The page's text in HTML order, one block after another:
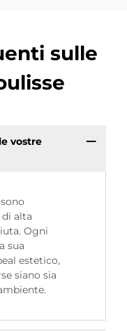
sulle
vostre
alta
Ogni
sua
estetico,
siano sia